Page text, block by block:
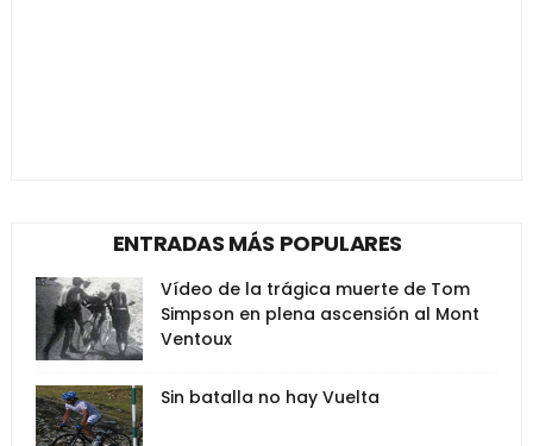
ENTRADAS MÁS POPULARES
Vídeo de la trágica muerte de Tom
Simpson en plena ascensión al Mont
Ventoux
Sin batalla no hay Vuelta